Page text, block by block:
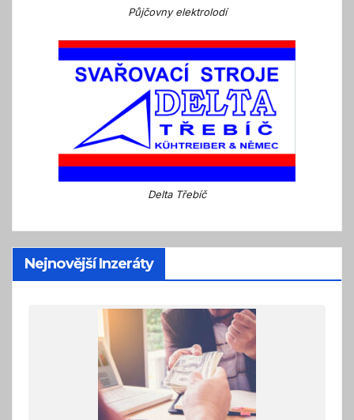
Půjčovny elektrolodí
Delta Třebíč
Nejnovější Inzeráty